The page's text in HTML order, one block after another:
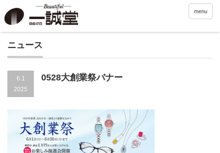
menu
ニュース
6.1
2025
0528大創業祭バナー